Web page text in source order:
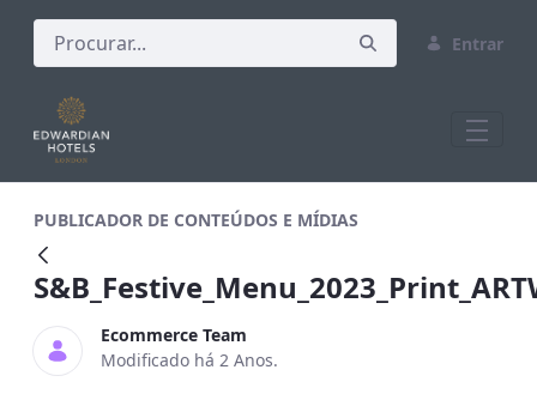
Entrar
PUBLICADOR DE CONTEÚDOS E MÍDIAS
Ecommerce Team
Modificado há 2 Anos.